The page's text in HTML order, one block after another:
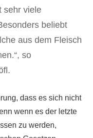
sehr viele
beliebt
aus dem Fleisch
so
dass es sich nicht
wenn es der letzte
zu werden,